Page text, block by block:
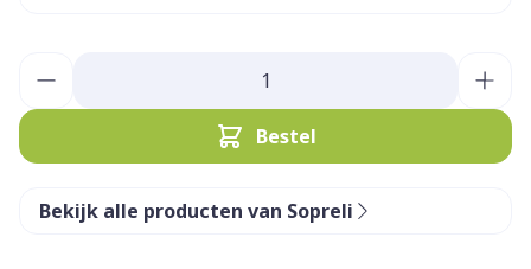
Bestel
Bekijk alle producten van Sopreli